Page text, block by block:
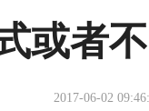
或者
2017-06-02